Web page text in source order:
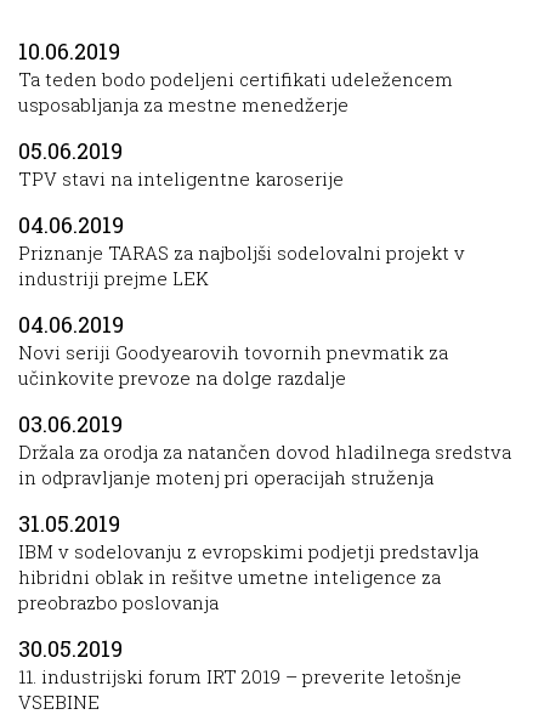
10.06.2019
Ta teden bodo podeljeni certifikati udeležencem
usposabljanja za mestne menedžerje
05.06.2019
TPV stavi na inteligentne karoserije
04.06.2019
Priznanje TARAS za najboljši sodelovalni projekt v
industriji prejme LEK
04.06.2019
Novi seriji Goodyearovih tovornih pnevmatik za
učinkovite prevoze na dolge razdalje
03.06.2019
Držala za orodja za natančen dovod hladilnega sredstva
in odpravljanje motenj pri operacijah struženja
31.05.2019
IBM v sodelovanju z evropskimi podjetji predstavlja
hibridni oblak in rešitve umetne inteligence za
preobrazbo poslovanja
30.05.2019
11. industrijski forum IRT 2019 – preverite letošnje
VSEBINE